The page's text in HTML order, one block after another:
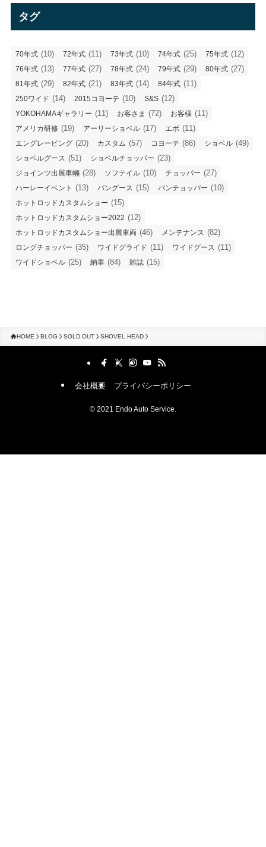
タグ
70年式 (10) 72年式 (11) 73年式 (10) 74年式 (25) 75年式 (12)
76年式 (13) 77年式 (27) 78年式 (24) 79年式 (29) 80年式 (27)
81年式 (29) 82年式 (21) 83年式 (14) 84年式 (11)
250ワイド (14) 2015コヨーテ (10) S&S (12)
YOKOHAMAギャラリー (11) お客さま (72) お客様 (11)
アメリカ研修 (19) アーリーショベル (17) エボ (11)
エングレービング (20) カスタム (57) コヨーテ (86) ショベル (49)
ショベルグース (51) ショベルチョッパー (23)
ジョインツ出展車輛 (28) ソフテイル (10) チョッパー (27)
ハーレーイベント (13) パングース (15) パンチョッパー (10)
ホットロッドカスタムショー (15)
ホットロッドカスタムショー2022 (12)
ホットロッドカスタムショー出展車両 (46) メンテナンス (82)
ロングチョッパー (35) ワイドグライド (11) ワイドグース (11)
ワイドショベル (25) 納車 (84) 雑誌 (15)
HOME BLOG SOLD OUT SHOVEL HEAD
会社概要 プライバシーポリシー
© 2021 Endo Auto Service.